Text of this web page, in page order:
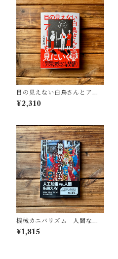
目の見えない白鳥さんとアー
トを見にいく | 川内 有緒
¥2,310
機械カニバリズム 人間なき
あとの人類学へ｜久保 明教
¥1,815